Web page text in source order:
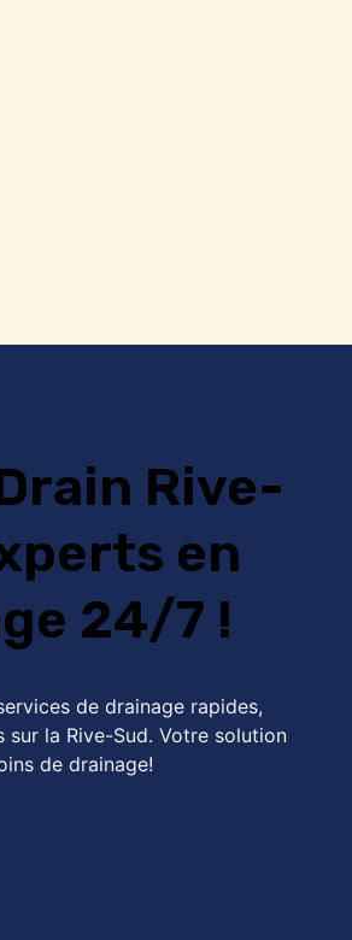
Rive-
en
24/7 !
de drainage rapides,
la Rive-Sud. Votre solution
de drainage!